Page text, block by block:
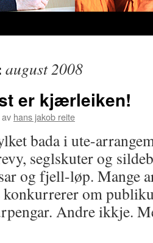
august 2008
er kjærleiken!
av hans jakob reite
bada i ute-
seglskuter og
og fjell-løp. Mange
om
Andre ikkje.